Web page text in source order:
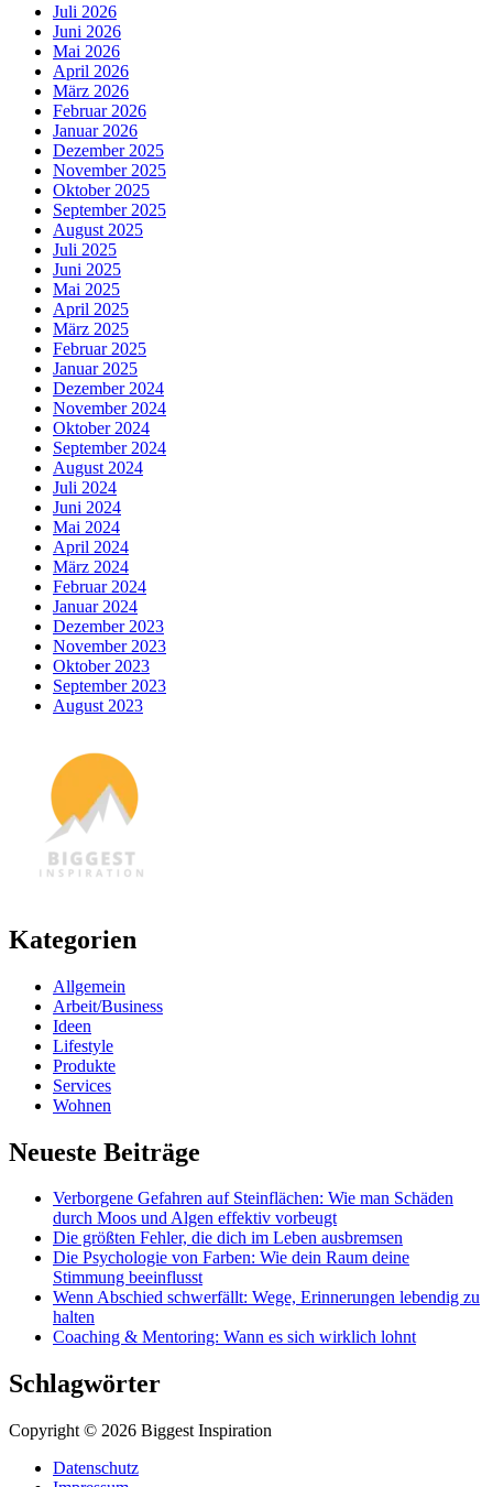
Juli 2026
Juni 2026
Mai 2026
April 2026
März 2026
Februar 2026
Januar 2026
Dezember 2025
November 2025
Oktober 2025
September 2025
August 2025
Juli 2025
Juni 2025
Mai 2025
April 2025
März 2025
Februar 2025
Januar 2025
Dezember 2024
November 2024
Oktober 2024
September 2024
August 2024
Juli 2024
Juni 2024
Mai 2024
April 2024
März 2024
Februar 2024
Januar 2024
Dezember 2023
November 2023
Oktober 2023
September 2023
August 2023
Kategorien
Allgemein
Arbeit/Business
Ideen
Lifestyle
Produkte
Services
Wohnen
Neueste Beiträge
Verborgene Gefahren auf Steinflächen: Wie man Schäden
durch Moos und Algen effektiv vorbeugt
Die größten Fehler, die dich im Leben ausbremsen
Die Psychologie von Farben: Wie dein Raum deine
Stimmung beeinflusst
Wenn Abschied schwerfällt: Wege, Erinnerungen lebendig zu
halten
Coaching & Mentoring: Wann es sich wirklich lohnt
Schlagwörter
Copyright © 2026 Biggest Inspiration
Datenschutz